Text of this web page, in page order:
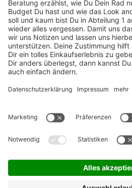
ZAHLUNGSARTEN / RATENKAUF
FÜR ARBEITGEBER & ARBEITNEHMER